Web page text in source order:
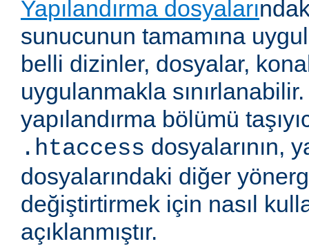
Yapılandırma dosyaları
sunucunun tamamına
belli dizinler, dosyalar,
uygulanmakla
yapılandırma bölümü
.htaccess dosyalarının,
dosyalarındaki diğer
değiştirtirmek için nasıl
açıklanmıştır.